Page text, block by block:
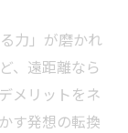
力」が磨かれ
、遠距離なら
メリットをネ
す発想の転換